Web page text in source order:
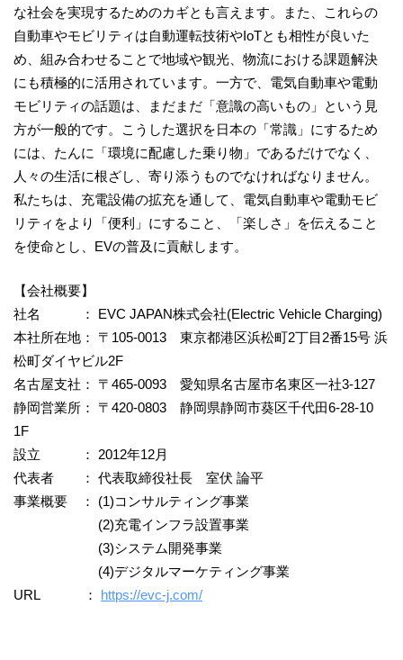
な社会を実現するためのカギとも言えます。また、これらの
自動車やモビリティは自動運転技術やIoTとも相性が良いた
め、組み合わせることで地域や観光、物流における課題解決
にも積極的に活用されています。一方で、電気自動車や電動
モビリティの話題は、まだまだ「意識の高いもの」という見
方が一般的です。こうした選択を日本の「常識」にするため
には、たんに「環境に配慮した乗り物」であるだけでなく、
人々の生活に根ざし、寄り添うものでなければなりません。
私たちは、充電設備の拡充を通して、電気自動車や電動モビ
リティをより「便利」にすること、「楽しさ」を伝えること
を使命とし、EVの普及に貢献します。
【会社概要】
社名 ： EVC JAPAN株式会社(Electric Vehicle Charging)
本社所在地： 〒105-0013 東京都港区浜松町2丁目2番15号 浜
松町ダイヤビル2F
名古屋支社： 〒465-0093 愛知県名古屋市名東区一社3-127
静岡営業所： 〒420-0803 静岡県静岡市葵区千代田6-28-10
1F
設立 ： 2012年12月
代表者 ： 代表取締役社長 室伏 論平
事業概要 ： (1)コンサルティング事業
(2)充電インフラ設置事業
(3)システム開発事業
(4)デジタルマーケティング事業
URL ： https://evc-j.com/